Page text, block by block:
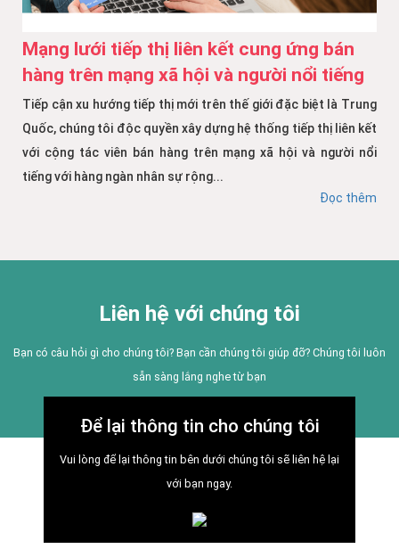
Mạng lưới tiếp thị liên kết cung ứng bán
hàng trên mạng xã hội và người nổi tiếng
Tiếp cận xu hướng tiếp thị mới trên thế giới đặc biệt là Trung
Quốc, chúng tôi độc quyền xây dựng hệ thống tiếp thị liên kết
với cộng tác viên bán hàng trên mạng xã hội và người nổi
tiếng với hàng ngàn nhân sự rộng...
Đọc thêm
Liên hệ với chúng tôi
Bạn có câu hỏi gì cho chúng tôi? Bạn cần chúng tôi giúp đỡ? Chúng tôi luôn
sẵn sàng lắng nghe từ bạn
Để lại thông tin cho chúng tôi
Vui lòng để lại thông tin bên dưới chúng tôi sẽ liên hệ lại
với bạn ngay.